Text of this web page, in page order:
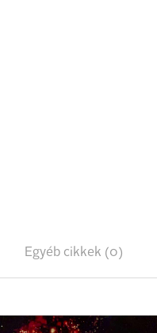
Egyéb cikkek (0)